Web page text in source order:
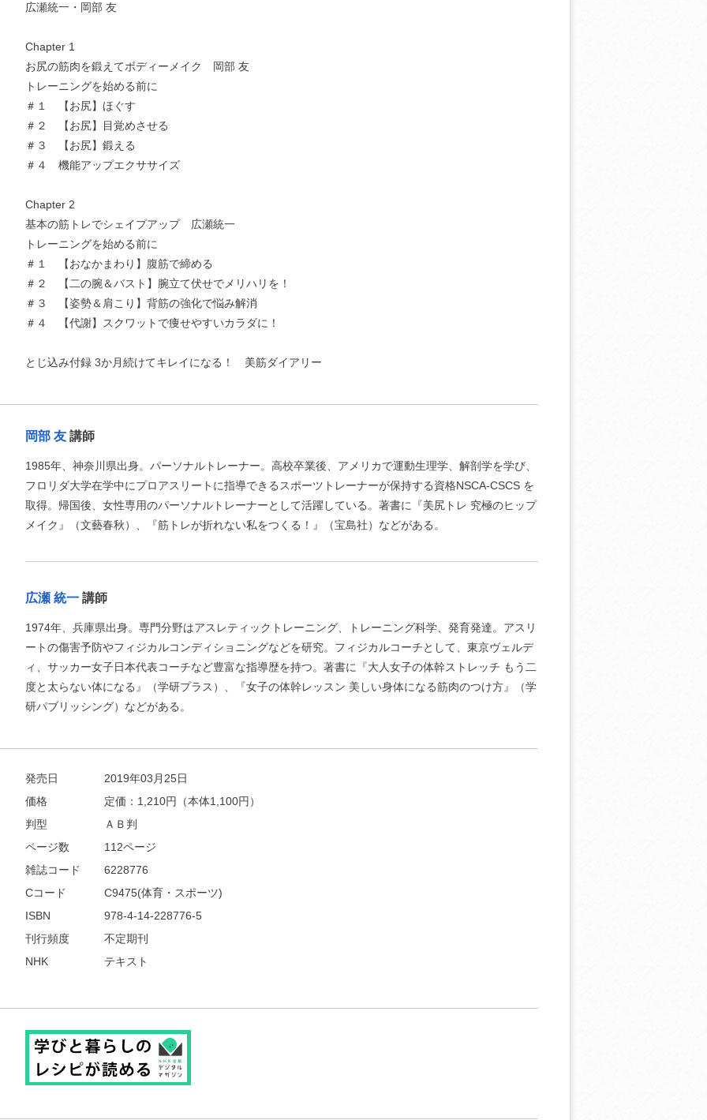
お支払いに進む
他にも商品を買う
広瀬統一・岡部 友
Chapter 1
お尻の筋肉を鍛えてボディーメイク 岡部 友
トレーニングを始める前に
＃１ 【お尻】ほぐす
＃２ 【お尻】目覚めさせる
＃３ 【お尻】鍛える
＃４ 機能アップエクササイズ
Chapter 2
基本の筋トレでシェイプアップ 広瀬統一
トレーニングを始める前に
＃１ 【おなかまわり】腹筋で締める
＃２ 【二の腕＆バスト】腕立て伏せでメリハリを！
＃３ 【姿勢＆肩こり】背筋の強化で悩み解消
＃４ 【代謝】スクワットで痩せやすいカラダに！
とじ込み付録 3か月続けてキレイになる！ 美筋ダイアリー
岡部 友講師
1985年、神奈川県出身。パーソナルトレーナー。高校卒業後、アメリカで運動生理学、解剖学を学び、
フロリダ大学在学中にプロアスリートに指導できるスポーツトレーナーが保持する資格NSCA-CSCS を
取得。帰国後、女性専用のパーソナルトレーナーとして活躍している。著書に『美尻トレ 究極のヒップ
メイク』（文藝春秋）、『筋トレが折れない私をつくる！』（宝島社）などがある。
広瀬 統一講師
1974年、兵庫県出身。専門分野はアスレティックトレーニング、トレーニング科学、発育発達。アスリ
ートの傷害予防やフィジカルコンディショニングなどを研究。フィジカルコーチとして、東京ヴェルデ
ィ、サッカー女子日本代表コーチなど豊富な指導歴を持つ。著書に『大人女子の体幹ストレッチ もう二
度と太らない体になる』（学研プラス）、『女子の体幹レッスン 美しい身体になる筋肉のつけ方』（学
研パブリッシング）などがある。
発売日
2019年03月25日
価格
定価： 1,210円（本体1,100円）
判型
ＡＢ判
ページ数
112ページ
雑誌コード
6228776
Cコード
C9475(体育・スポーツ)
ISBN
978-4-14-228776-5
刊行頻度
不定期刊
NHK
テキスト